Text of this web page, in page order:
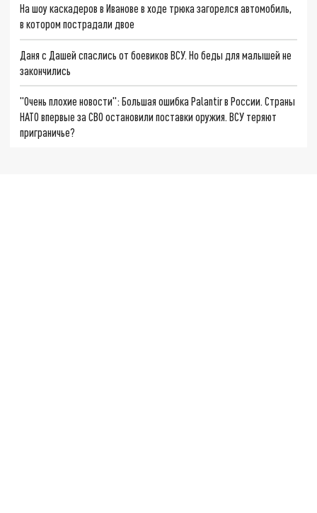
На шоу каскадеров в Иванове в ходе трюка загорелся автомобиль,
в котором пострадали двое
Даня с Дашей спаслись от боевиков ВСУ. Но беды для малышей не
закончились
"Очень плохие новости": Большая ошибка Palantir в России. Страны
НАТО впервые за СВО остановили поставки оружия. ВСУ теряют
приграничье?